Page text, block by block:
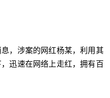
，涉案的网红杨某，利用其
迅速在网络上走红，拥有百